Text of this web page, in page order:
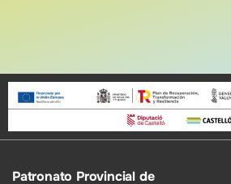
Patronato Provincial de